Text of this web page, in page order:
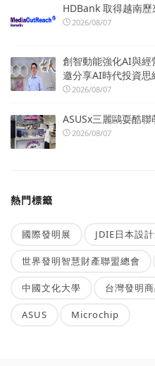
HDBank 取得越南
2026/08/07
創智動能強化AI與
邀分享AI時代投資思
2026/08/07
ASUSx三麗鷗耍酷
2026/08/07
熱門標籤
國際發明展 JDIE日本設
世界發明智慧財產聯盟總會
中國文化大學 台灣發明
ASUS Microchip